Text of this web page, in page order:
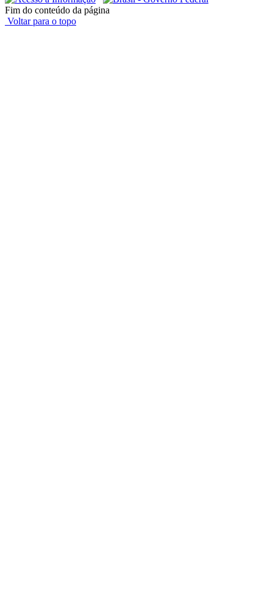
Fim do conteúdo da página
Voltar para o topo